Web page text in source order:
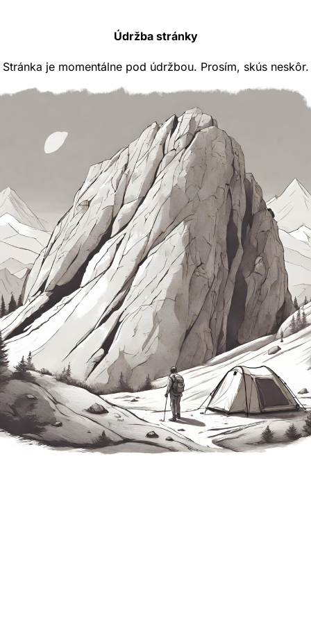
Údržba stránky
Stránka je momentálne pod údržbou. Prosím, skús neskôr.